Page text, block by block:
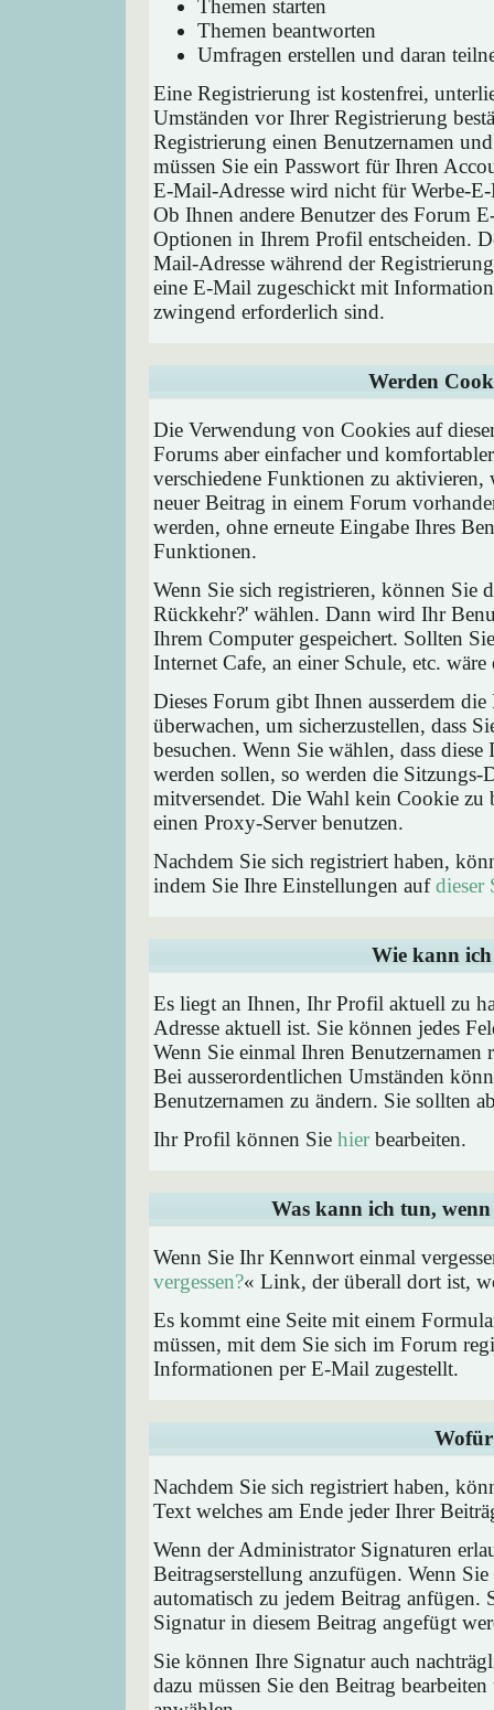
Themen starten
Themen beantworten
Umfragen erstellen und daran
Eine Registrierung ist kostenfrei,
Umständen vor Ihrer Registrierung
Registrierung einen Benutzernamen
müssen Sie ein Passwort für Ihren
E-Mail-Adresse wird nicht für Werbe-
Ob Ihnen andere Benutzer des Forum
Optionen in Ihrem Profil entscheiden.
Mail-Adresse während der
eine E-Mail zugeschickt mit
zwingend erforderlich sind.
Werden
Die Verwendung von Cookies auf
Forums aber einfacher und
verschiedene Funktionen zu
neuer Beitrag in einem Forum
werden, ohne erneute Eingabe Ihres
Funktionen.
Wenn Sie sich registrieren, können Sie
Rückkehr?' wählen. Dann wird Ihr
Ihrem Computer gespeichert. Sollten
Internet Cafe, an einer Schule, etc.
Dieses Forum gibt Ihnen ausserdem
überwachen, um sicherzustellen, dass
besuchen. Wenn Sie wählen, dass
werden sollen, so werden die
mitversendet. Die Wahl kein Cookie zu
einen Proxy-Server benutzen.
Nachdem Sie sich registriert haben,
indem Sie Ihre Einstellungen aufdieser
Wie kann
Es liegt an Ihnen, Ihr Profil aktuell zu
Adresse aktuell ist. Sie können jedes
Wenn Sie einmal Ihren
Bei ausserordentlichen Umständen
Benutzernamen zu ändern. Sie sollten
Ihr Profil können Sie hierbearbeiten.
Was kann ich tun, wenn
Wenn Sie Ihr Kennwort einmal
vergessen?« Link, der überall dort ist,
Es kommt eine Seite mit einem
müssen, mit dem Sie sich im Forum
Informationen per E-Mail zugestellt.
Nachdem Sie sich registriert haben,
Text welches am Ende jeder Ihrer
Wenn der Administrator Signaturen
Beitragserstellung anzufügen. Wenn
automatisch zu jedem Beitrag
Signatur in diesem Beitrag angefügt
Sie können Ihre Signatur auch
dazu müssen Sie den Beitrag